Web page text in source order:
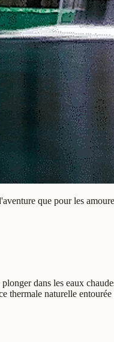
que pour les
dans les eaux
thermale naturelle